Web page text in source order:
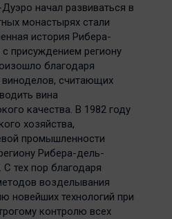
начал развиваться в
монастырях стали
история Рибера-
присуждением региону
благодаря
виноделов, считающих
вина
качества. В 1982 году
хозяйства,
промышленности
Рибера-дель-
С тех пор благодаря
возделывания
новейших технологий при
контролю всех